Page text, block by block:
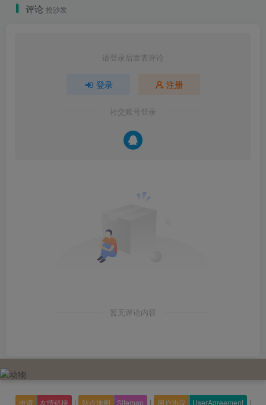
评论 抢沙发
请登录后发表评论
登录 注册
社交账号登录
暂无评论内容
申请 友情链接 | 站点地图 Sitemap | 用户协议 UserAgreement |